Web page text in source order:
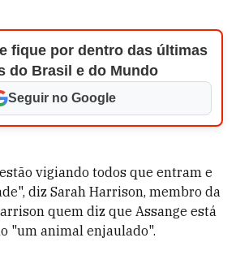
fique por dentro das últimas
do Brasil e do Mundo
Seguir no Google
vigiando todos que entram e
diz Sarah Harrison, membro da
quem diz que Assange está
"um animal enjaulado".